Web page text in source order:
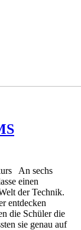
An sechs
einen
der Technik.
entdecken
die Schüler die
sie genau auf